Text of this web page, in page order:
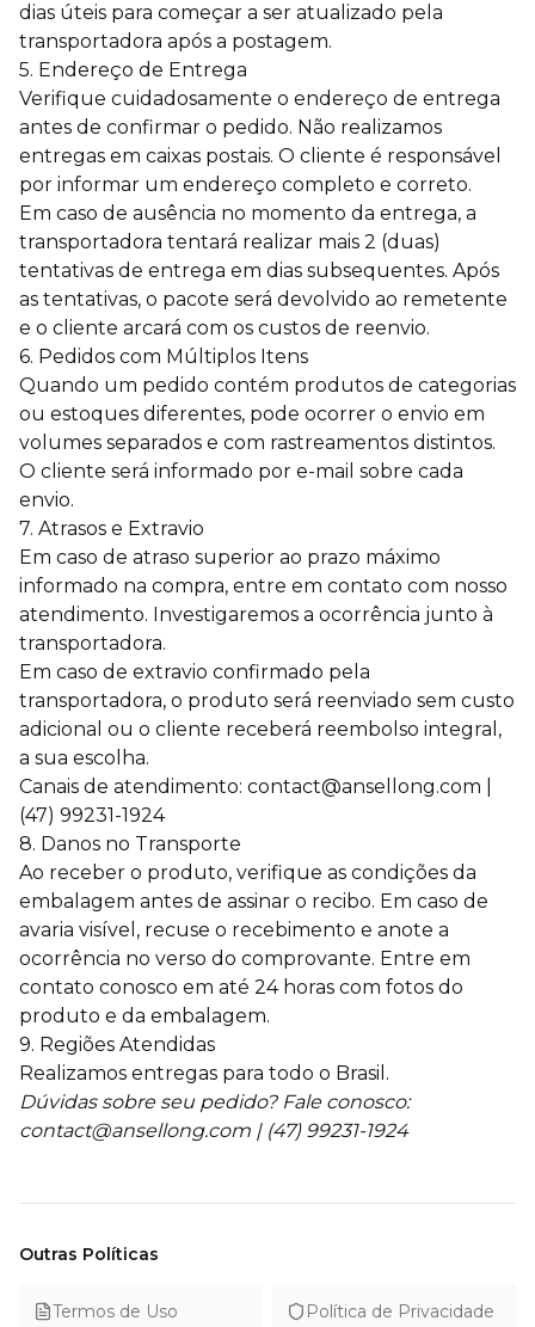
dias úteis para começar a ser atualizado pela
transportadora após a postagem.
5. Endereço de Entrega
Verifique cuidadosamente o endereço de entrega
antes de confirmar o pedido. Não realizamos
entregas em caixas postais. O cliente é responsável
por informar um endereço completo e correto.
Em caso de ausência no momento da entrega, a
transportadora tentará realizar mais 2 (duas)
tentativas de entrega em dias subsequentes. Após
as tentativas, o pacote será devolvido ao remetente
e o cliente arcará com os custos de reenvio.
6. Pedidos com Múltiplos Itens
Quando um pedido contém produtos de categorias
ou estoques diferentes, pode ocorrer o envio em
volumes separados e com rastreamentos distintos.
O cliente será informado por e-mail sobre cada
envio.
7. Atrasos e Extravio
Em caso de atraso superior ao prazo máximo
informado na compra, entre em contato com nosso
atendimento. Investigaremos a ocorrência junto à
transportadora.
Em caso de extravio confirmado pela
transportadora, o produto será reenviado sem custo
adicional ou o cliente receberá reembolso integral,
a sua escolha.
Canais de atendimento: contact@ansellong.com |
(47) 99231-1924
8. Danos no Transporte
Ao receber o produto, verifique as condições da
embalagem antes de assinar o recibo. Em caso de
avaria visível, recuse o recebimento e anote a
ocorrência no verso do comprovante. Entre em
contato conosco em até 24 horas com fotos do
produto e da embalagem.
9. Regiões Atendidas
Realizamos entregas para todo o Brasil.
Dúvidas sobre seu pedido? Fale conosco:
contact@ansellong.com | (47) 99231-1924
Outras Políticas
Termos de Uso Política de Privacidade